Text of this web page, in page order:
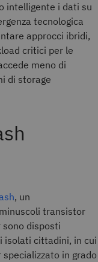
intelligente i dati su
tecnologica
approcci ibridi,
critici per le
meno di
di storage
, un
transistor
sono disposti
isolati cittadini, in cui
in grado